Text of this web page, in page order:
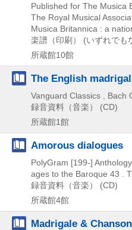
Published for The Musica
The Royal Musical
Musica Britannica : a
楽譜（印刷） (いずれでも
所蔵館10館
The English
Vanguard Classics , Bach
録音資料（音楽） (CD)
所蔵館1館
Amorous dialogues
PolyGram [199-]
ages to the Baroque 43 .
録音資料（音楽） (CD)
所蔵館4館
Madrigale &